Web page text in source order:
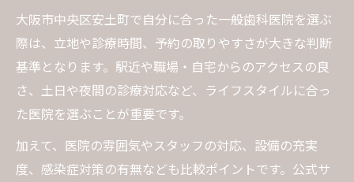
大阪市中央区安土町で自分に合った一般歯科医院を選ぶ
際は、立地や診療時間、予約の取りやすさが大きな判断
基準となります。駅近や職場・自宅からのアクセスの良
さ、土日や夜間の診療対応など、ライフスタイルに合っ
た医院を選ぶことが重要です。
加えて、医院の雰囲気やスタッフの対応、設備の充実
度、感染症対策の有無なども比較ポイントです。公式サ